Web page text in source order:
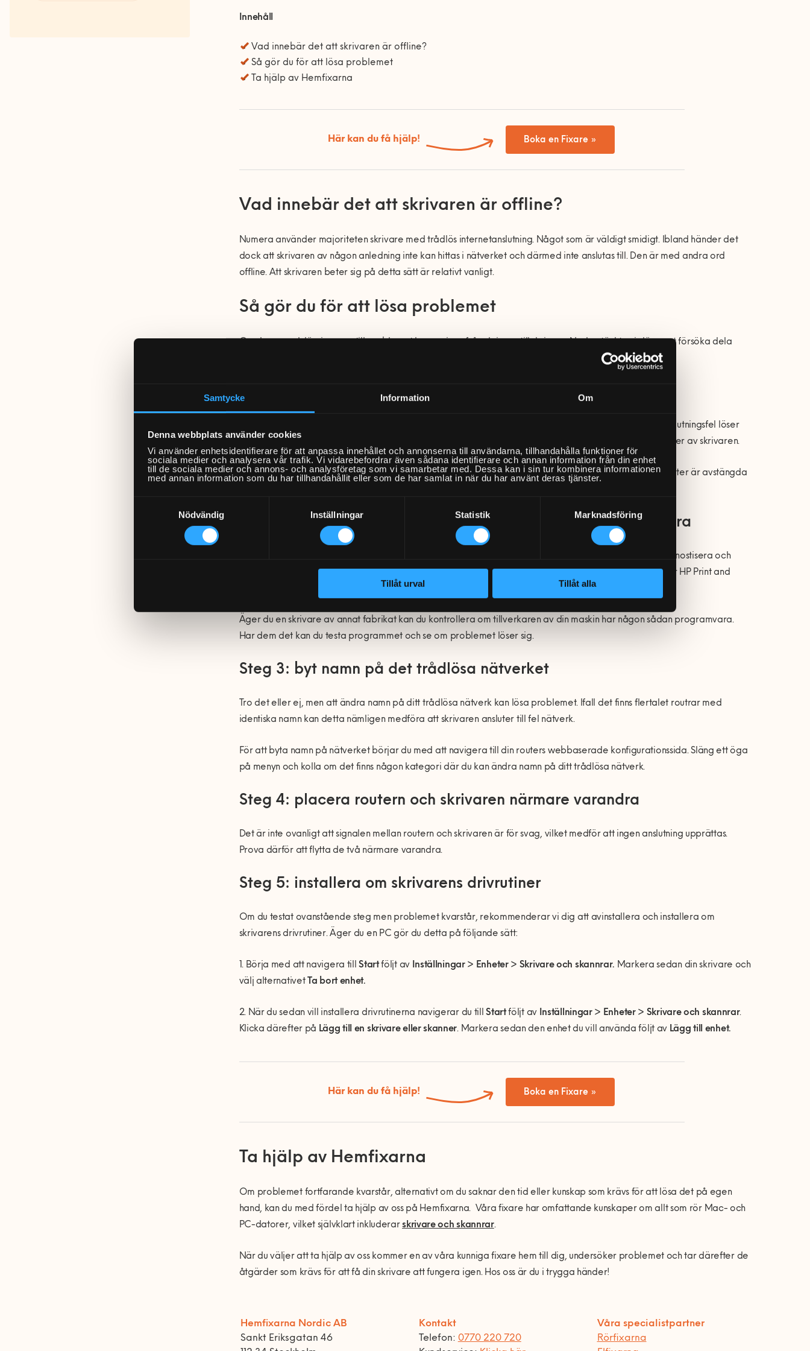
Samtycke Information Om
Denna webbplats använder cookies
Vi använder enhetsidentifierare för att anpassa innehållet och annonserna till användarna, tillhandahålla funktioner för
sociala medier och analysera vår trafik. Vi vidarebefordrar även sådana identifierare och annan information från din enhet
till de sociala medier och annons- och analysföretag som vi samarbetar med. Dessa kan i sin tur kombinera informationen
med annan information som du har tillhandahållit eller som de har samlat in när du har använt deras tjänster.
Nödvändig
Inställningar Statistik Marknadsföring
Tillåt urval Tillåt alla
Innehåll
Vad innebär det att skrivaren är offline?
Så gör du för att lösa problemet
Ta hjälp av Hemfixarna
Här kan du få hjälp! Boka en Fixare »
Vad innebär det att skrivaren är offline?
Numera använder majoriteten skrivare med trådlös internetanslutning. Något som är väldigt smidigt. Ibland händer det
dock att skrivaren av någon anledning inte kan hittas i nätverket och därmed inte anslutas till. Den är med andra ord
offline. Att skrivaren beter sig på detta sätt är relativt vanligt.
Så gör du för att lösa problemet
Orsakerna och lösningarna till problemet kan variera från skrivare till skrivare. Nedan tänkte vi däremot försöka dela
Steg 1: starta om samtliga enheter
Som ett första steg kan du prova att starta om din dator, skrivare och router för att se om eventuella anslutningsfel löser
sig. Börja med att stänga av din router genom att dra ur sladden eller slå av strömbrytaren. Stäng därefter av skrivaren.
Ge dig sedan på datorn. Börja med att avsluta alla program och stäng sedan av den. När samtliga enheter är avstängda
Steg 2: kontrollera om det finns någon felsökningsprogramvara
En del skrivmaskinstillverkare har skapat särskild felsökningsprogramvara som kan användas för att diagnostisera och
åtgärda utskrifts- och skanningsproblem. Bland annat har HP en felsökningsprogramvara som dem kallar HP Print and
Äger du en skrivare av annat fabrikat kan du kontrollera om tillverkaren av din maskin har någon sådan programvara.
Har dem det kan du testa programmet och se om problemet löser sig.
Steg 3: byt namn på det trådlösa nätverket
Tro det eller ej, men att ändra namn på ditt trådlösa nätverk kan lösa problemet. Ifall det finns flertalet routrar med
identiska namn kan detta nämligen medföra att skrivaren ansluter till fel nätverk.
För att byta namn på nätverket börjar du med att navigera till din routers webbaserade konfigurationssida. Släng ett öga
på menyn och kolla om det finns någon kategori där du kan ändra namn på ditt trådlösa nätverk.
Steg 4: placera routern och skrivaren närmare varandra
Det är inte ovanligt att signalen mellan routern och skrivaren är för svag, vilket medför att ingen anslutning upprättas.
Prova därför att flytta de två närmare varandra.
Steg 5: installera om skrivarens drivrutiner
Om du testat ovanstående steg men problemet kvarstår, rekommenderar vi dig att avinstallera och installera om
skrivarens drivrutiner. Äger du en PC gör du detta på följande sätt:
1. Börja med att navigera tillStartföljt av Inställningar > Enheter > Skrivare och skannrar. Markera sedan din skrivare och
välj alternativet Ta bort enhet.
2. När du sedan vill installera drivrutinerna navigerar du tillStartföljt av Inställningar > Enheter > Skrivare och skannrar.
Klicka därefter på Lägg till en skrivare eller skanner. Markera sedan den enhet du vill använda följt av Lägg till enhet.
Här kan du få hjälp! Boka en Fixare »
Ta hjälp av Hemfixarna
Om problemet fortfarande kvarstår, alternativt om du saknar den tid eller kunskap som krävs för att lösa det på egen
hand, kan du med fördel ta hjälp av oss på Hemfixarna. Våra fixare har omfattande kunskaper om allt som rör Mac- och
PC-datorer, vilket självklart inkluderarskrivare och skannrar.
När du väljer att ta hjälp av oss kommer en av våra kunniga fixare hem till dig, undersöker problemet och tar därefter de
åtgärder som krävs för att få din skrivare att fungera igen. Hos oss är du i trygga händer!
Hemfixarna Nordic AB
Sankt Eriksgatan 46
Kontakt
Telefon: 0770 220 720
Våra specialistpartner
Rörfixarna